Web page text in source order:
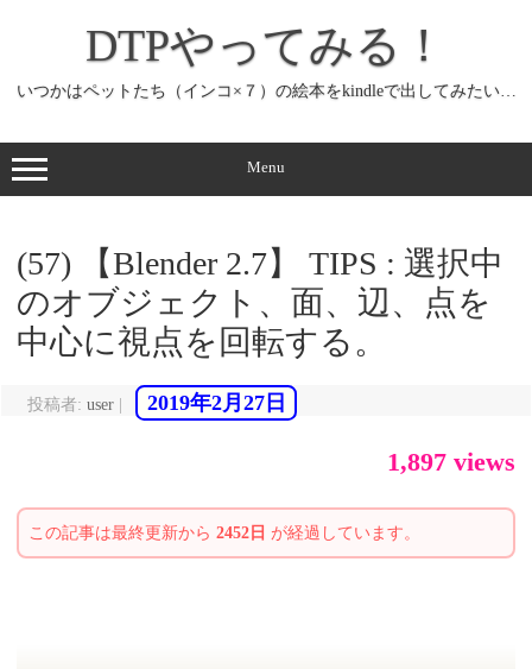
ッ
プ
DTPやってみる！
いつかはペットたち（インコ×７）の絵本をkindleで出してみたい…
Menu
(57) 【Blender 2.7】 TIPS : 選択中
のオブジェクト、面、辺、点を
中心に視点を回転する。
投稿者: user 2019年2月27日
1,897 views
この記事は最終更新から 2452日 が経過しています。